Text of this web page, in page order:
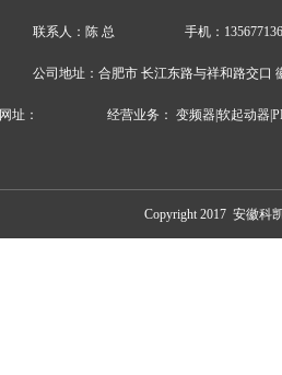
联系人：陈 总 手机：
公司地址：合肥市 长江东路与祥和路交口
网址： 经营业务： 变频器|软起动器
Copyright 2017 安徽